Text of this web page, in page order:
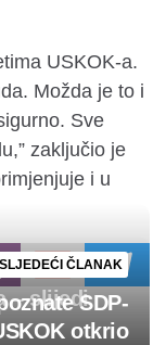
USKOK-a.
Možda je to i
Sve
zaključio je
i u
– slijedi
SLJEDEĆI ČLANAK
SDP-
otkrio